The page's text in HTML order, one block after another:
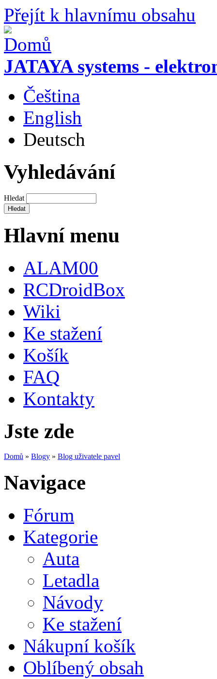
Přejít k hlavnímu obsahu
JATAYA systems -
Čeština
English
Deutsch
Vyhledávání
Hledat
Hlavní menu
ALAM00
RCDroidBox
Wiki
Ke stažení
Košík
FAQ
Kontakty
Jste zde
Domů » Blogy » Blog uživatele pavel
Navigace
Fórum
Kategorie
Auta
Letadla
Návody
Ke stažení
Nákupní košík
Oblíbený obsah